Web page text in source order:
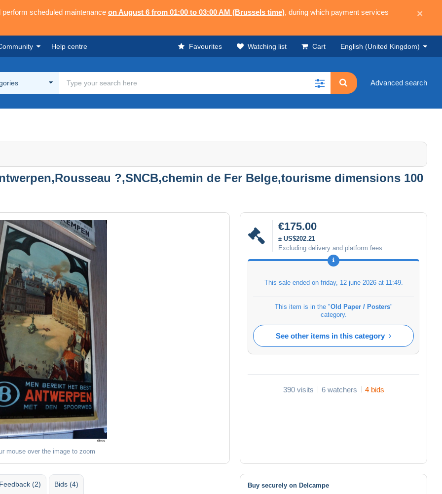
scheduled maintenance on August 6 from 01:00 to 03:00 AM (Brussels time), during which payment services ×
Help centre Favourites Watching list Cart English (United Kingdom)
Advanced search
?,SNCB,chemin de Fer Belge,tourisme dimensions 100
mouse over the image to zoom
€175.00
± US$202.21
Excluding delivery and platform fees
This sale ended on friday, 12 june 2026 at 11:49.
This item is in the "Old Paper / Posters"
category.
See other items in this category
390 visits 6 watchers 4 bids
(2) Bids (4)
Buy securely on Delcampe